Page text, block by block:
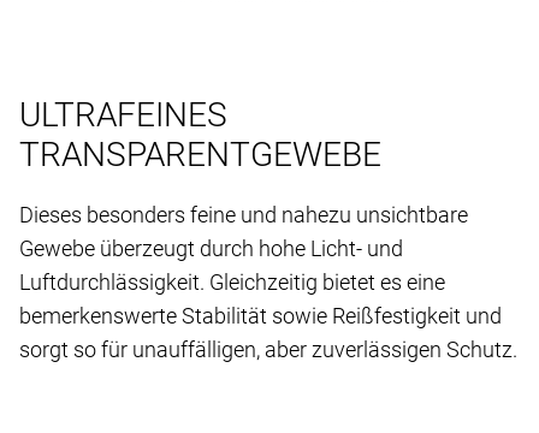
ULTRAFEINES
TRANSPARENTGEWEBE
Dieses besonders feine und nahezu unsichtbare
Gewebe überzeugt durch hohe Licht- und
Luftdurchlässigkeit. Gleichzeitig bietet es eine
bemerkenswerte Stabilität sowie Reißfestigkeit und
sorgt so für unauffälligen, aber zuverlässigen Schutz.